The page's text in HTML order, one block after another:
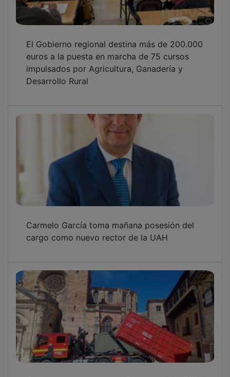
euros a la puesta en marcha de 75 cursos
impulsados por Agricultura, Ganadería y
Desarrollo Rural
cargo como nuevo rector de la UAH